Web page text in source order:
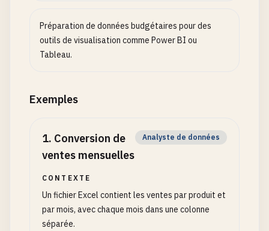
Préparation de données budgétaires pour des
outils de visualisation comme Power BI ou
Tableau.
Exemples
1. Conversion de
ventes mensuelles
Analyste de données
CONTEXTE
Un fichier Excel contient les ventes par produit et
par mois, avec chaque mois dans une colonne
séparée.